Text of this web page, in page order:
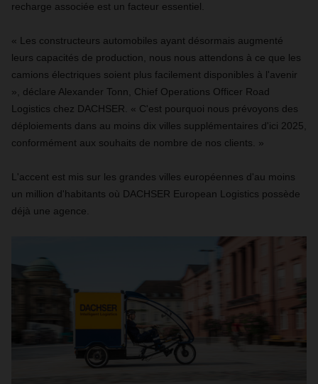
recharge associée est un facteur essentiel.
« Les constructeurs automobiles ayant désormais augmenté
leurs capacités de production, nous nous attendons à ce que les
camions électriques soient plus facilement disponibles à l'avenir
», déclare Alexander Tonn, Chief Operations Officer Road
Logistics chez DACHSER. « C'est pourquoi nous prévoyons des
déploiements dans au moins dix villes supplémentaires d'ici 2025,
conformément aux souhaits de nombre de nos clients. »
L'accent est mis sur les grandes villes européennes d'au moins
un million d'habitants où DACHSER European Logistics possède
déjà une agence.